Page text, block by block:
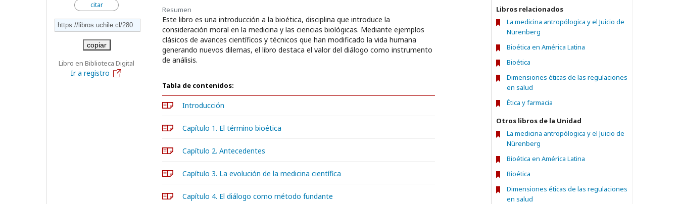
citar
copiar
Libro en Biblioteca Digital
Ir a registro
Resumen
Este libro es una introducción a la bioética, disciplina que introduce la
consideración moral en la medicina y las ciencias biológicas. Mediante ejemplos
clásicos de avances científicos y técnicos que han modificado la vida humana
generando nuevos dilemas, el libro destaca el valor del diálogo como instrumento
de análisis.
Tabla de contenidos:
Introducción
Capítulo 1. El término bioética
Capítulo 2. Antecedentes
Capítulo 3. La evolución de la medicina científica
Capítulo 4. El diálogo como método fundante
Libros relacionados
La medicina antropólogica y el Juicio de
Nürenberg
Bioética en América Latina
Bioética
Dimensiones éticas de las regulaciones
en salud
Ética y farmacia
Otros libros de la Unidad
La medicina antropólogica y el Juicio de
Nürenberg
Bioética en América Latina
Bioética
Dimensiones éticas de las regulaciones
en salud